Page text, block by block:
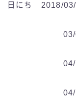
日にち 2018/03/
03/
04/
04/